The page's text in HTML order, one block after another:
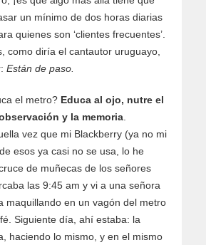
un mínimo de dos horas diarias
quienes son ‘clientes frecuentes’.
como diría el cantautor uruguayo,
Están de paso.
el metro? Educa al ojo, nutre el
y la memoria
vez que mi Blackberry (ya no mi
esos ya casi no se usa, lo he
de muñecas de los señores
las 9:45 am y vi a una señora
maquillando en un vagón del metro
Siguiente día, ahí estaba: la
haciendo lo mismo, y en el mismo